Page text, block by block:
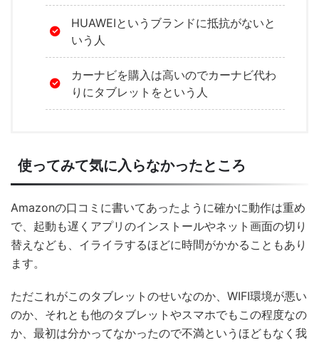
HUAWEIというブランドに抵抗がないと
いう人
カーナビを購入は高いのでカーナビ代わ
りにタブレットをという人
使ってみて気に入らなかったところ
Amazonの口コミに書いてあったように確かに動作は重め
で、起動も遅くアプリのインストールやネット画面の切り
替えなども、イライラするほどに時間がかかることもあり
ます。
ただこれがこのタブレットのせいなのか、WIFI環境が悪い
のか、それとも他のタブレットやスマホでもこの程度なの
か、最初は分かってなかったので不満というほどもなく我